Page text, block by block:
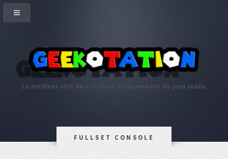
Le meilleur site de cotation indépendant de jeux vidéo
FULLSET CONSOLE